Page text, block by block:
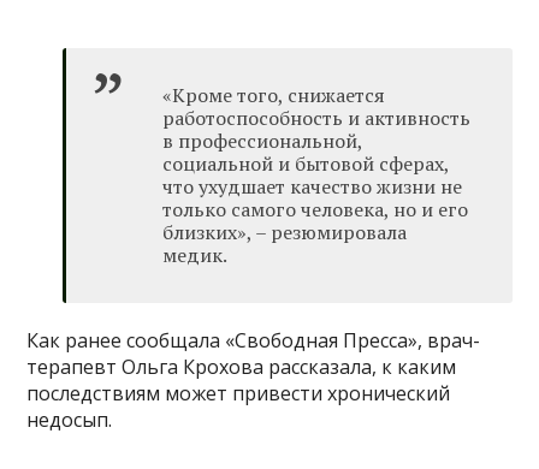
«Кроме того, снижается
работоспособность и активность
в профессиональной,
социальной и бытовой сферах,
что ухудшает качество жизни не
только самого человека, но и его
близких», – резюмировала
медик.
Как ранее сообщала «Свободная Пресса», врач-
терапевт Ольга Крохова рассказала, к каким
последствиям может привести хронический
недосып.